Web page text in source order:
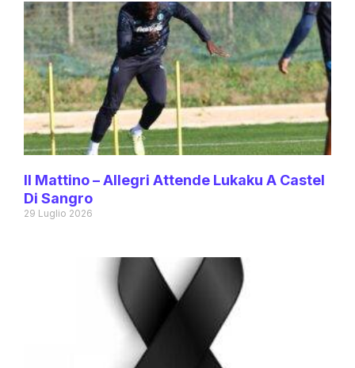
Il Mattino – Allegri Attende Lukaku A Castel
Di Sangro
29 Luglio 2026